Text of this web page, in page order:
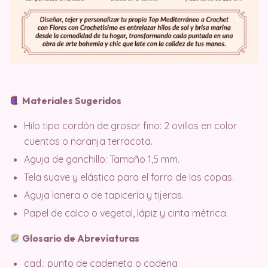
Materiales Sugeridos
Hilo tipo cordón de grosor fino: 2 ovillos en color
cuentas o naranja terracota.
Aguja de ganchillo: Tamaño 1,5 mm.
Tela suave y elástica para el forro de las copas.
Aguja lanera o de tapicería y tijeras.
Papel de calco o vegetal, lápiz y cinta métrica.
Glosario de Abreviaturas
cad.: punto de cadeneta o cadena